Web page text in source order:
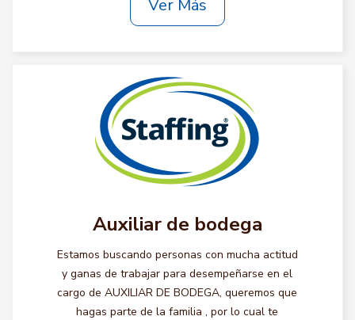
Ver Más
Auxiliar de bodega
Estamos buscando personas con mucha actitud
y ganas de trabajar para desempeñarse en el
cargo de AUXILIAR DE BODEGA, queremos que
hagas parte de la familia , por lo cual te